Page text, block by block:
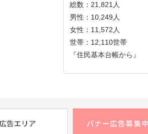
総数：21,821人
男性：10,249人
女性：11,572人
世帯：12,110世帯
『住民基本台帳から』